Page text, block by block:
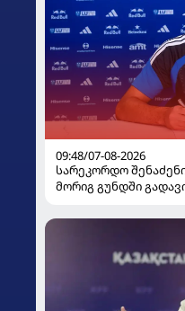
09:48/07-08-2026
სარეკორდო
მორიგ გუნდში